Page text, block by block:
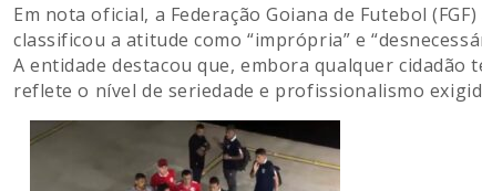
Em nota oficial, a Federação Goiana de Futebol
classificou a atitude como “imprópria” e
A entidade destacou que, embora qualquer
reflete o nível de seriedade e profissionalismo